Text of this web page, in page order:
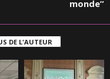
monde”
DE L'AUTEUR